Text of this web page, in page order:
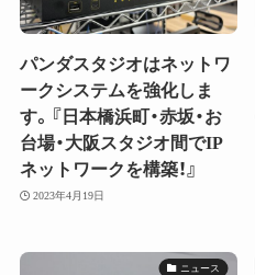
パンダスタジオはネットワ
ークシステムを強化しま
す。『日本橋浜町・赤坂・お
台場・大阪スタジオ間でIP
ネットワークを構築！』
2023年4月19日
ニュース